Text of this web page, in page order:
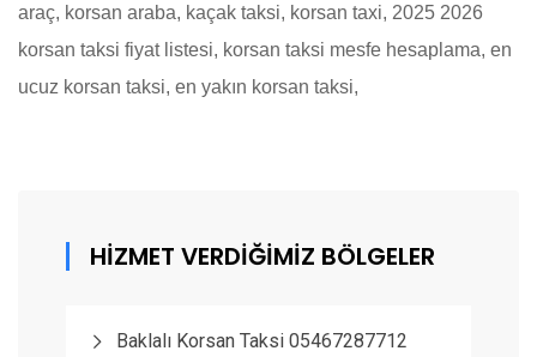
araç, korsan araba, kaçak taksi, korsan taxi, 2025 2026
korsan taksi fiyat listesi, korsan taksi mesfe hesaplama, en
ucuz korsan taksi, en yakın korsan taksi,
HİZMET VERDİĞİMİZ BÖLGELER
Baklalı Korsan Taksi 05467287712